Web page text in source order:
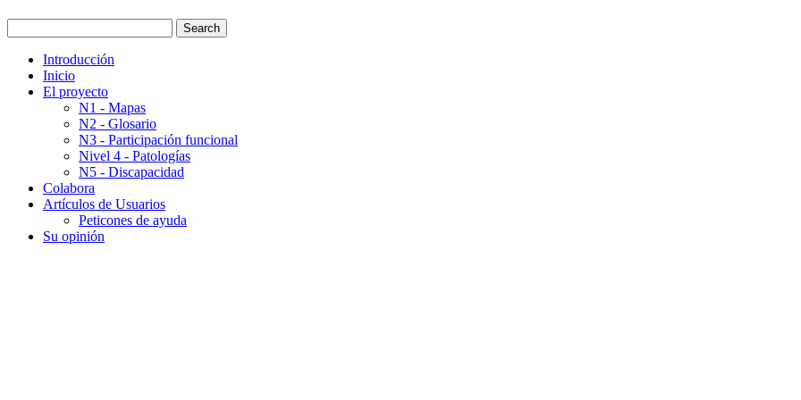
Introducción
Inicio
El proyecto
N1 - Mapas
N2 - Glosario
N3 - Participación funcional
Nivel 4 - Patologías
N5 - Discapacidad
Colabora
Artículos de Usuarios
Peticones de ayuda
Su opinión